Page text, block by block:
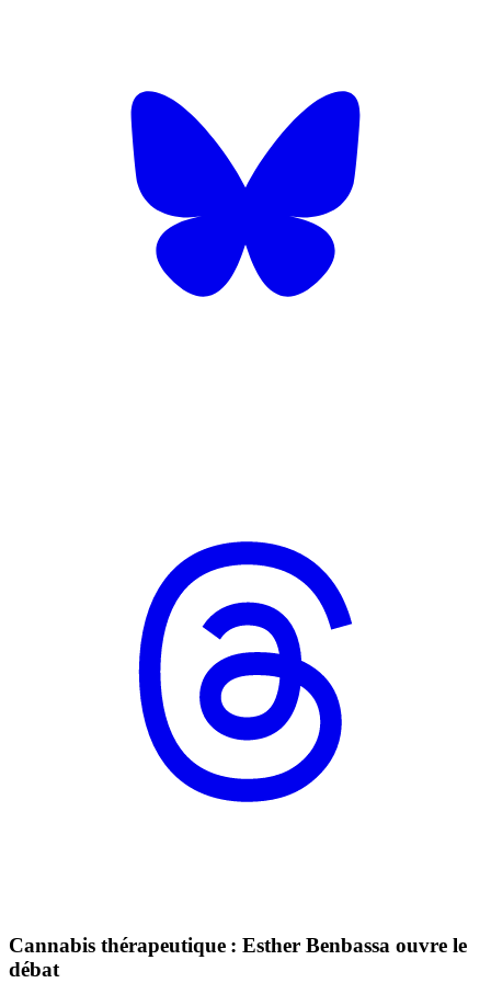
Cannabis thérapeutique : Esther Benbassa ouvre le
débat